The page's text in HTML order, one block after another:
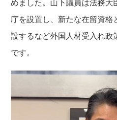
庁を設置し、新たな在留資
設するなど外国人材受入れ政
です。